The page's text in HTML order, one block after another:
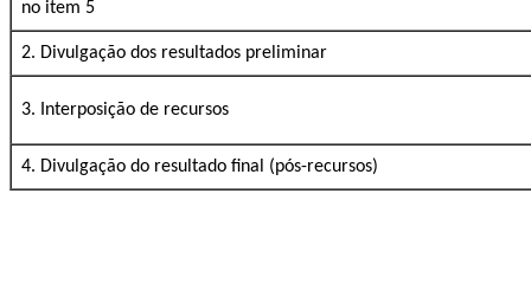
no item 5
2. Divulgação dos resultados preliminar
3. Interposição de recursos
4. Divulgação do resultado final (pós-recursos)